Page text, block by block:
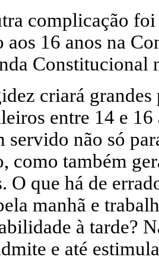
complicação
aos 16 anos na
Constitucional
criará
entre 14 e
servido não só
como também
O que há de
manhã e
à tarde?
e até